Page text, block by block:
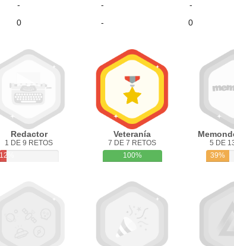
- - -
0 - 0
Redactor
1 DE 9 RETOS
12%
Veteranía
7 DE 7 RETOS
100%
5 DE
39%